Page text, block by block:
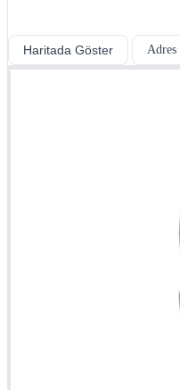
Haritada Göster Adres